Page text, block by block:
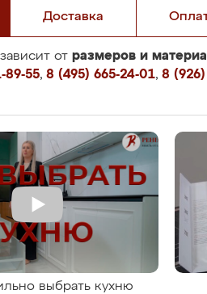
Доставка
от размеров и
89-55, 8 (495) 665-24-01, 8
выбрать кухню